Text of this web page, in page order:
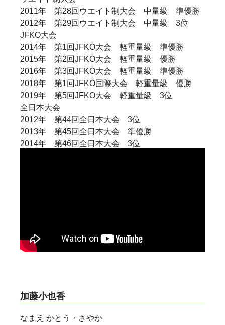
2011年 第28回ウエイト制大会 中量級 準優勝
2012年 第29回ウエイト制大会 中量級 3位
JFKO大会
2014年 第1回JFKO大会 軽重量級 準優勝
2015年 第2回JFKO大会 軽重量級 優勝
2016年 第3回JFKO大会 軽重量級 準優勝
2018年 第1回JFKO国際大会 軽重量級 優勝
2019年 第5回JFKO大会 軽重量級 3位
全日本大会
2012年 第44回全日本大会 3位
2013年 第45回全日本大会 準優勝
2014年 第46回全日本大会 3位
世界大会
2011年 第10回世界大会 日本代表
加藤小也香
なまえ かとう・さやか